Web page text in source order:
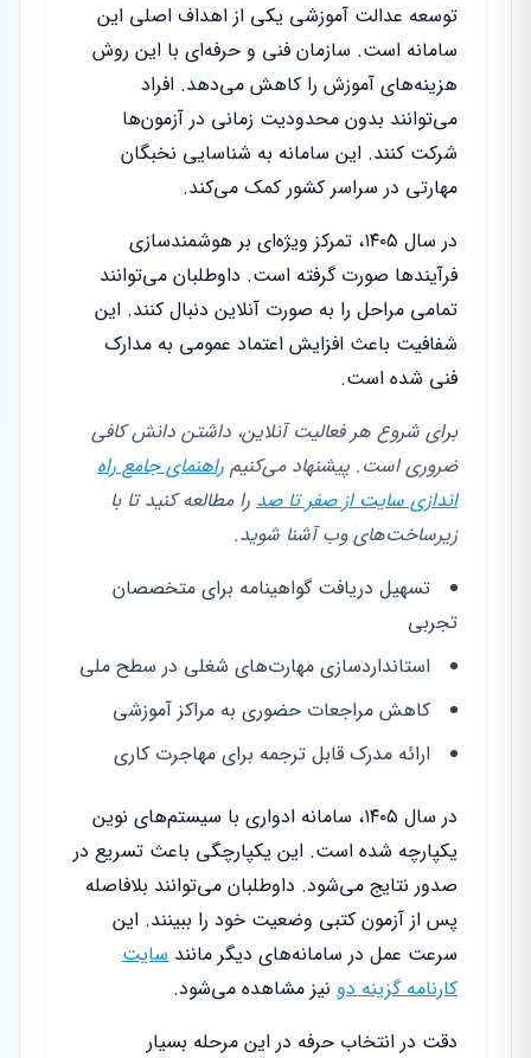
توسعه عدالت آموزشی یکی از اهداف اصلی این
سامانه است. سازمان فنی و حرفه‌ای با این روش
هزینه‌های آموزش را کاهش می‌دهد. افراد
می‌توانند بدون محدودیت زمانی در آزمون‌ها
شرکت کنند. این سامانه به شناسایی نخبگان
مهارتی در سراسر کشور کمک می‌کند.
در سال ۱۴۰۵، تمرکز ویژه‌ای بر هوشمندسازی
فرآیندها صورت گرفته است. داوطلبان می‌توانند
تمامی مراحل را به صورت آنلاین دنبال کنند. این
شفافیت باعث افزایش اعتماد عمومی به مدارک
فنی شده است.
برای شروع هر فعالیت آنلاین، داشتن دانش کافی
ضروری است. پیشنهاد می‌کنیم راهنمای جامع راه
اندازی سایت از صفر تا صد را مطالعه کنید تا با
زیرساخت‌های وب آشنا شوید.
تسهیل دریافت گواهینامه برای متخصصان
تجربی
استانداردسازی مهارت‌های شغلی در سطح ملی
کاهش مراجعات حضوری به مراکز آموزشی
ارائه مدرک قابل ترجمه برای مهاجرت کاری
در سال ۱۴۰۵، سامانه ادواری با سیستم‌های نوین
یکپارچه شده است. این یکپارچگی باعث تسریع در
صدور نتایج می‌شود. داوطلبان می‌توانند بلافاصله
پس از آزمون کتبی وضعیت خود را ببینند. این
سرعت عمل در سامانه‌های دیگر مانند سایت
کارنامه گزینه دو نیز مشاهده می‌شود.
دقت در انتخاب حرفه در این مرحله بسیار